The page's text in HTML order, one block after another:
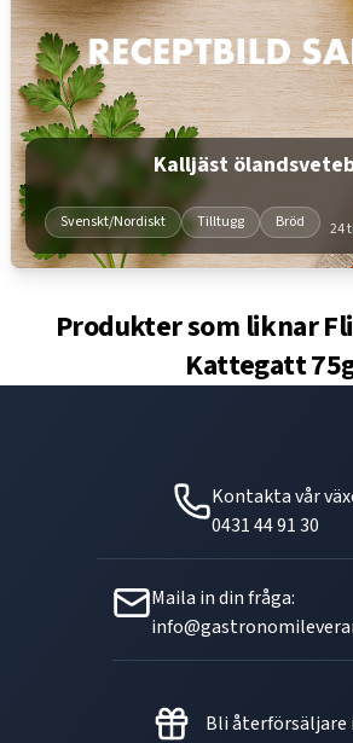
Kalljäst
Svenskt/Nordiskt Tilltugg Bröd 24
Produkter som liknar
Kattegatt
Kontakta vår
0431 44 91 30
Maila in din fråga:
Bli återförsäljare